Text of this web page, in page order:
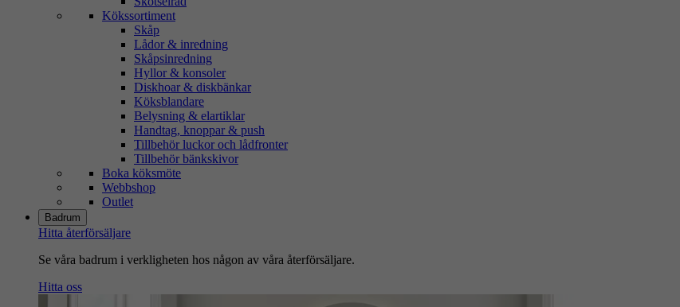
Kökssortiment
Skåp
Lådor & inredning
Skåpsinredning
Hyllor & konsoler
Diskhoar & diskbänkar
Köksblandare
Belysning & elartiklar
Handtag, knoppar & push
Tillbehör luckor och lådfronter
Tillbehör bänkskivor
Boka köksmöte
Webbshop
Outlet
Badrum
Hitta återförsäljare
Se våra badrum i verkligheten hos någon av våra återförsäljare.
Hitta oss